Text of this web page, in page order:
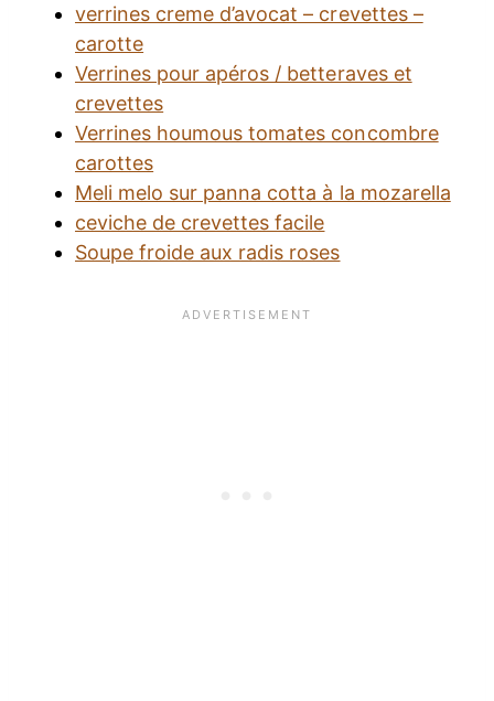
verrines creme d’avocat – crevettes –
carotte
Verrines pour apéros / betteraves et
crevettes
Verrines houmous tomates concombre
carottes
Meli melo sur panna cotta à la mozarella
ceviche de crevettes facile
Soupe froide aux radis roses